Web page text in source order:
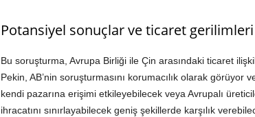
Potansiyel sonuçlar ve ticaret gerilimleri
Bu soruşturma, Avrupa Birliği ile Çin arasındaki ticaret
Pekin, AB’nin soruşturmasını korumacılık olarak görüyor
kendi pazarına erişimi etkileyebilecek veya Avrupalı
ihracatını sınırlayabilecek geniş şekillerde karşılık